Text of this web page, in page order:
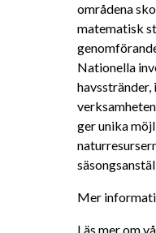
områdena
matematisk
Nationella
ger unika
Mer
Läs mer om